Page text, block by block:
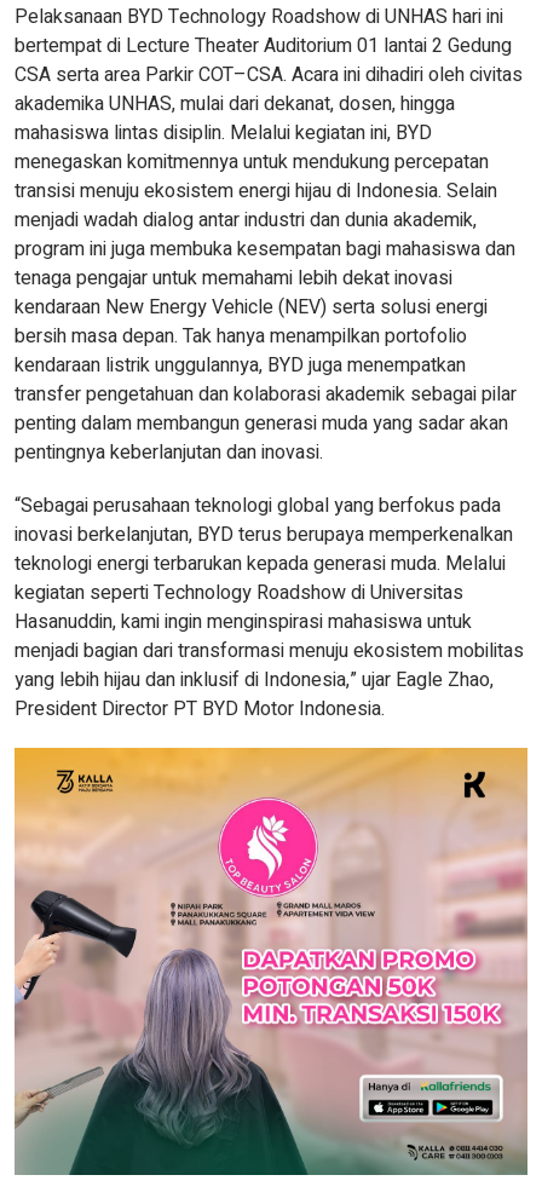
Pelaksanaan BYD Technology Roadshow di UNHAS hari ini
bertempat di Lecture Theater Auditorium 01 lantai 2 Gedung
CSA serta area Parkir COT–CSA. Acara ini dihadiri oleh civitas
akademika UNHAS, mulai dari dekanat, dosen, hingga
mahasiswa lintas disiplin. Melalui kegiatan ini, BYD
menegaskan komitmennya untuk mendukung percepatan
transisi menuju ekosistem energi hijau di Indonesia. Selain
menjadi wadah dialog antar industri dan dunia akademik,
program ini juga membuka kesempatan bagi mahasiswa dan
tenaga pengajar untuk memahami lebih dekat inovasi
kendaraan New Energy Vehicle (NEV) serta solusi energi
bersih masa depan. Tak hanya menampilkan portofolio
kendaraan listrik unggulannya, BYD juga menempatkan
transfer pengetahuan dan kolaborasi akademik sebagai pilar
penting dalam membangun generasi muda yang sadar akan
pentingnya keberlanjutan dan inovasi.
“Sebagai perusahaan teknologi global yang berfokus pada
inovasi berkelanjutan, BYD terus berupaya memperkenalkan
teknologi energi terbarukan kepada generasi muda. Melalui
kegiatan seperti Technology Roadshow di Universitas
Hasanuddin, kami ingin menginspirasi mahasiswa untuk
menjadi bagian dari transformasi menuju ekosistem mobilitas
yang lebih hijau dan inklusif di Indonesia,” ujar Eagle Zhao,
President Director PT BYD Motor Indonesia.